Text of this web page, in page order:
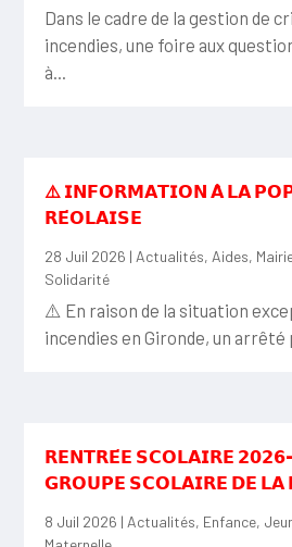
Dans le cadre de la gestion de
incendies, une foire aux
à...
⚠️ 𝗜𝗡𝗙𝗢𝗥𝗠𝗔𝗧𝗜𝗢𝗡 𝗔̀ 𝗟𝗔
𝗥𝗘́𝗢𝗟𝗔𝗜𝗦𝗘
28 Juil 2026 | Actualités, Aides,
Solidarité
⚠️ En raison de la situation
incendies en Gironde, un
𝗥𝗘𝗡𝗧𝗥𝗘́𝗘 𝗦𝗖𝗢𝗟𝗔𝗜𝗥𝗘
𝗚𝗥𝗢𝗨𝗣𝗘 𝗦𝗖𝗢𝗟𝗔𝗜𝗥𝗘 𝗗𝗘 𝗟𝗔
8 Juil 2026 | Actualités, Enfance,